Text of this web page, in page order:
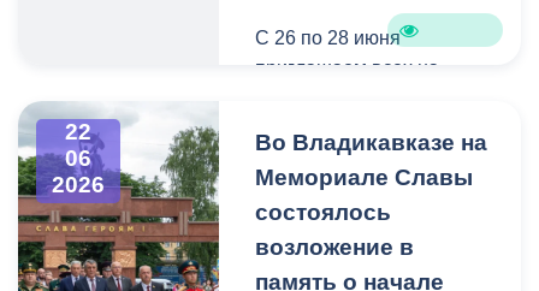
Брестской крепости.
Атмосферу того времени
помогли воссоздать
письма с фронта,
солдатская шинель,
гильзы и другие предметы
военного быта.
Особый эмоциональный
С 26 по 28 июня
приглашаем всех на
развернётся настоящий
книжный праздник для
детей и взрослых.
В программе:
22
06
2026
Во Владикавказе на
Мемориале Славы
состоялось
возложение в
память о начале